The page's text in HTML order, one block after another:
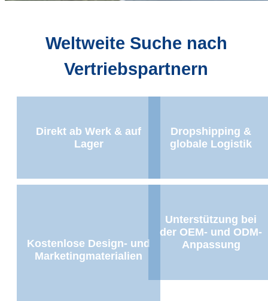
Weltweite Suche nach
Vertriebspartnern
Direkt ab Werk & auf
Lager
Dropshipping &
globale Logistik
Kostenlose Design- und
Marketingmaterialien
Unterstützung bei
der OEM- und ODM-
Anpassung